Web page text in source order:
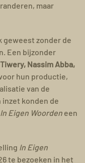
maar
geweest zonder de
Een bijzonder
Nassim Abba,
hun productie,
van de
konden de
In Eigen Woorden een
In Eigen
te bezoeken in het